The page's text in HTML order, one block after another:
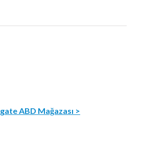
ABD Mağazası >